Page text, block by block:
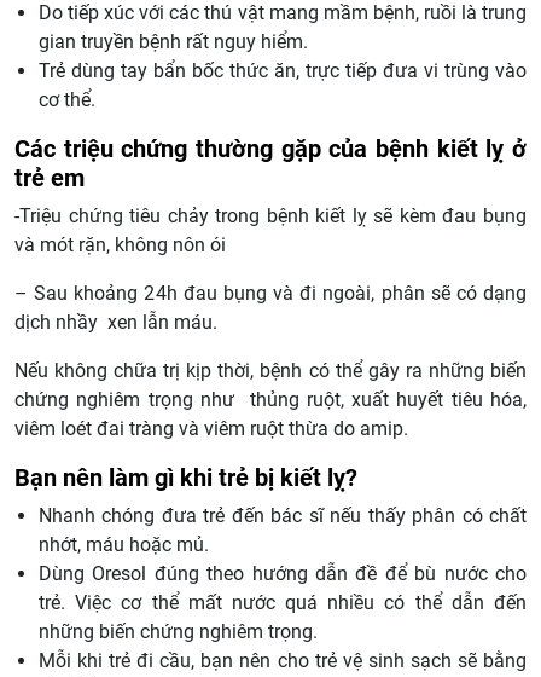
Do tiếp xúc với các thú vật mang mầm bệnh, ruồi là trung
gian truyền bệnh rất nguy hiểm.
Trẻ dùng tay bẩn bốc thức ăn, trực tiếp đưa vi trùng vào
cơ thể.
Các triệu chứng thường gặp của bệnh kiết lỵ ở
trẻ em
-Triệu chứng tiêu chảy trong bệnh kiết lỵ sẽ kèm đau bụng
và mót rặn, không nôn ói
– Sau khoảng 24h đau bụng và đi ngoài, phân sẽ có dạng
dịch nhầy xen lẫn máu.
Nếu không chữa trị kịp thời, bệnh có thể gây ra những biến
chứng nghiêm trọng như thủng ruột, xuất huyết tiêu hóa,
viêm loét đai tràng và viêm ruột thừa do amip.
Bạn nên làm gì khi trẻ bị kiết lỵ?
Nhanh chóng đưa trẻ đến bác sĩ nếu thấy phân có chất
nhớt, máu hoặc mủ.
Dùng Oresol đúng theo hướng dẫn đề để bù nước cho
trẻ. Việc cơ thể mất nước quá nhiều có thể dẫn đến
những biến chứng nghiêm trọng.
Mỗi khi trẻ đi cầu, bạn nên cho trẻ vệ sinh sạch sẽ bằng